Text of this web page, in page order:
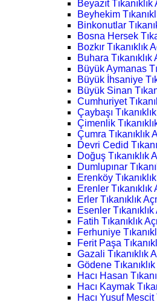
Beyazıt Tıkanıklık
Beyhekim
Binkonutlar
Bosna Hersek
Bozkır Tıkanıklık
Buhara Tıkanıklık
Büyük Aymanas
Büyük İhsaniye
Büyük Sinan
Cumhuriyet
Çaybaşı
Çimenlik
Çumra Tıkanıklık
Devri Cedid
Doğuş Tıkanıklık
Dumlupınar
Erenköy
Erenler Tıkanıklık
Erler Tıkanıklık
Esenler
Fatih Tıkanıklık
Ferhuniye
Ferit Paşa
Gazali Tıkanıklık
Gödene
Hacı Hasan
Hacı Kaymak
Hacı Yusuf Mescit